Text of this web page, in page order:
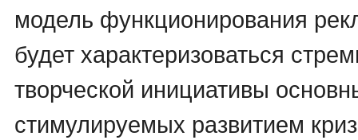
модель функционирования
будет характеризоваться
творческой инициативы
стимулируемых развитием